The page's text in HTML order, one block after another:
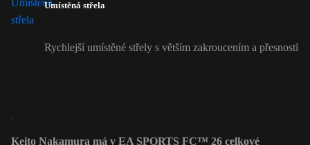
Umístěná střela
Rychlejší umístěné střely s větším zakroucením a přesností
Keito Nakamura má v EA SPORTS FC™ 26 celkové